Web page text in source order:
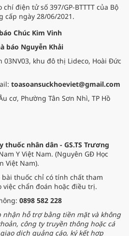
điện tử số 397/GP-BTTTT của Bộ
ngày 28/06/2021.
Chúc Kim Vinh
báo Nguyễn Khải
03NV03, khu đô thị Lideco, Hoài Đức
toasoansuckhoeviet@gmail.com
cơ, Phường Tân Sơn Nhì, TP Hồ
thuốc nhân dân - GS.TS Trương
Y Việt Nam. (Nguyên GĐ Học
Việt Nam).
bài thuốc chỉ có tính chất tham
việc chẩn đoán hoặc điều trị.
0898 582 228
nhận hỗ trợ bằng tiền mặt và không
công ty truyền thông hoặc cá
dịch quảng cáo, ký kết hợp